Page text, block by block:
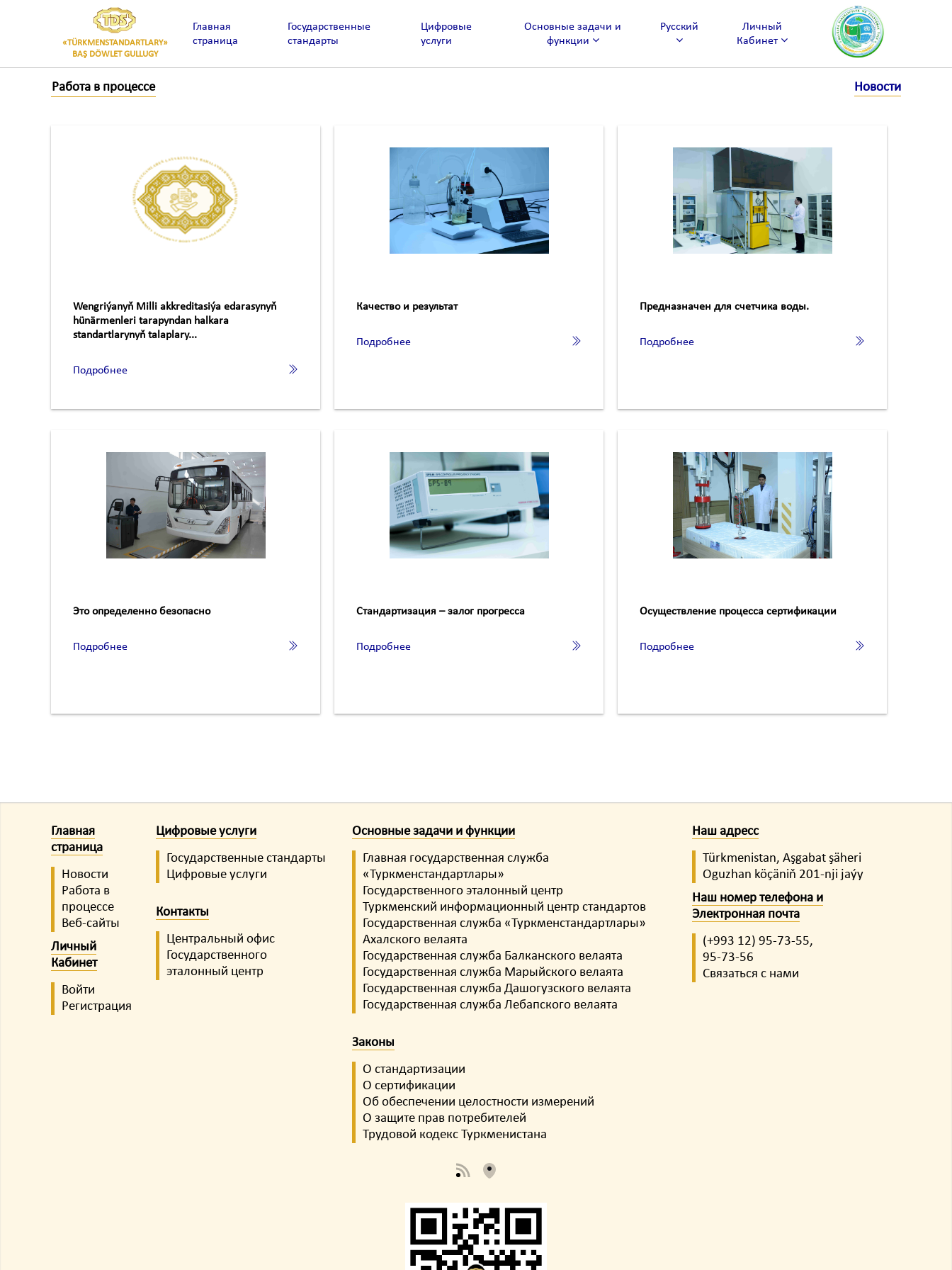
«TÜRKMENSTANDARTLARY»
BAŞ DÖWLET GULLUGY
Главная
страница
Государственные
стандарты
Цифровые
услуги
Основные задачи и
функции
Русский
Личный
Кабинет
Работа в процессе Новости
Wengriýanyň Milli akkreditasiýa edarasynyň
hünärmenleri tarapyndan halkara
standartlarynyň talaplary...
Подробнее
Качество и результат
Подробнее
Предназначен для счетчика воды.
Подробнее
Это определенно безопасно
Подробнее
Стандартизация – залог прогресса
Подробнее
Осуществление процесса сертификации
Подробнее
Главная
страница
Новости
Работа в
процессе
Веб-сайты
Личный
Кабинет
Войти
Регистрация
Цифровые услуги
Государственные стандарты
Цифровые услуги
Контакты
Центральный офис
Государственного
эталонный центр
Основные задачи и функции
Главная государственная служба
«Туркменстандартлары»
Государственного эталонный центр
Туркменский информационный центр стандартов
Государственная служба «Туркменстандартлары»
Ахалского велаята
Государственная служба Балканского велаята
Государственная служба Марыйского велаята
Государственная служба Дашогузского велаята
Государственная служба Лебапского велаята
Законы
О стандартизации
О сертификации
Об обеспечении целостности измерений
О защите прав потребителей
Трудовой кодекс Туркменистана
Наш адресс
Türkmenistan, Aşgabat şäheri
Oguzhan köçäniň 201-nji jaýy
Наш номер телефона и
Электронная почта
(+993 12) 95-73-55,
95-73-56
Связаться с нами